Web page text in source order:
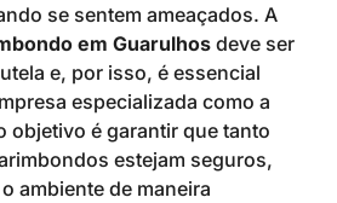
se sentem ameaçados. A
em Guarulhos deve ser
e, por isso, é essencial
especializada como a
objetivo é garantir que tanto
estejam seguros,
ambiente de maneira